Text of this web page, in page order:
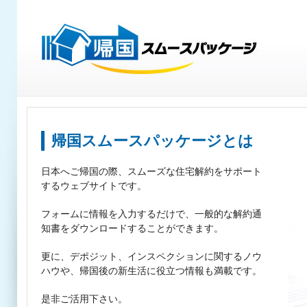
帰国スムースパッケージとは
日本へご帰国の際、スムーズな住宅解約をサポート
するウェブサイトです。
フォームに情報を入力するだけで、一般的な解約通
知書をダウンロードすることができます。
更に、デポジット、インスペクションに関するノウ
ハウや、帰国後の新生活に役立つ情報も満載です。
是非ご活用下さい。